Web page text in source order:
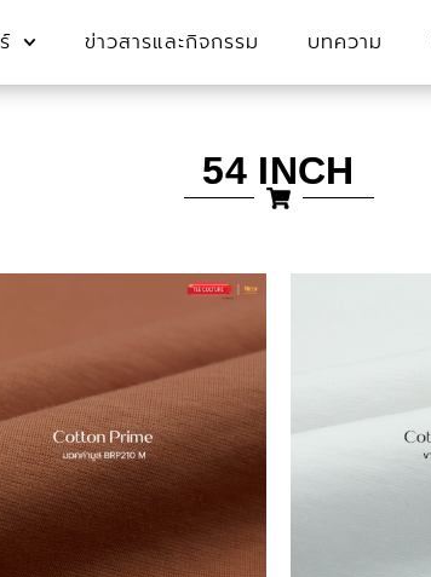
ข่าวสารและกิจกรรม บทความ
54 INCH